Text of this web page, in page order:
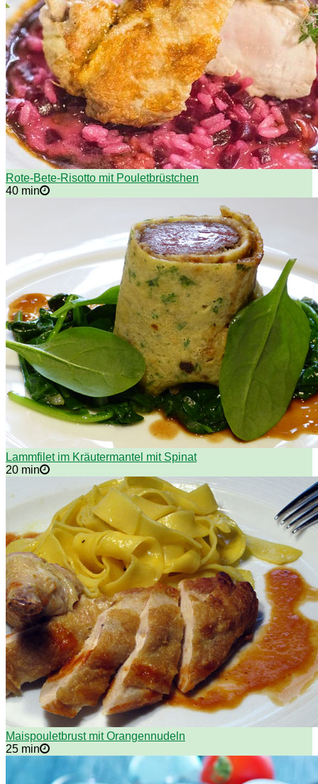
Rote-Bete-Risotto mit Pouletbrüstchen
40 min
Lammfilet im Kräutermantel mit Spinat
20 min
Maispouletbrust mit Orangennudeln
25 min